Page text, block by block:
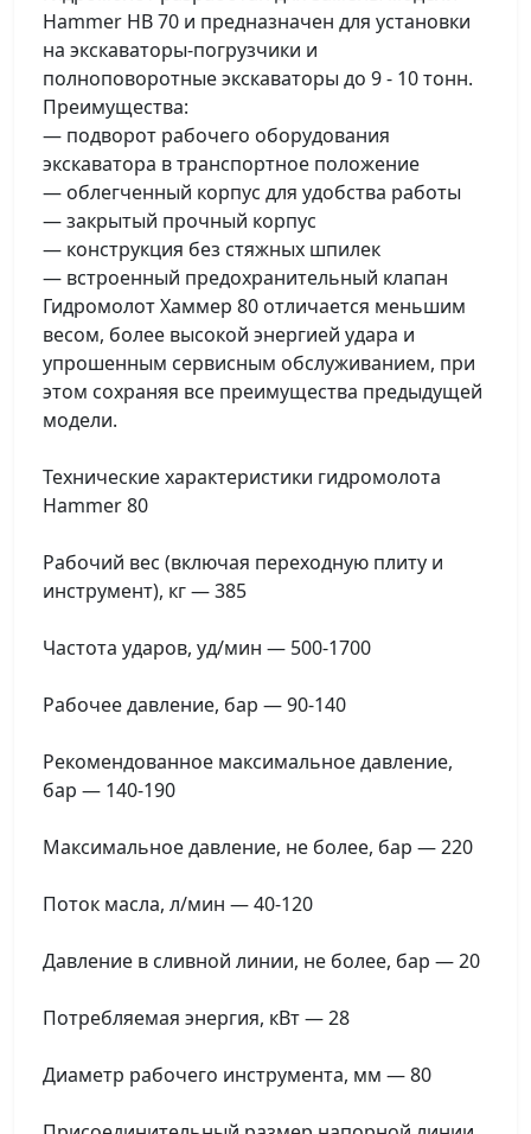
Hammer HB 70 и предназначен для установки
на экскаваторы-погрузчики и
полноповоротные экскаваторы до 9 - 10 тонн.
Преимущества:
— подворот рабочего оборудования
экскаватора в транспортное положение
— облегченный корпус для удобства работы
— закрытый прочный корпус
— конструкция без стяжных шпилек
— встроенный предохранительный клапан
Гидромолот Хаммер 80 отличается меньшим
весом, более высокой энергией удара и
упрошенным сервисным обслуживанием, при
этом сохраняя все преимущества предыдущей
модели.
Технические характеристики гидромолота
Hammer 80
Рабочий вес (включая переходную плиту и
инструмент), кг — 385
Частота ударов, уд/мин — 500-1700
Рабочее давление, бар — 90-140
Рекомендованное максимальное давление,
бар — 140-190
Максимальное давление, не более, бар — 220
Поток масла, л/мин — 40-120
Давление в сливной линии, не более, бар — 20
Потребляемая энергия, кВт — 28
Диаметр рабочего инструмента, мм — 80